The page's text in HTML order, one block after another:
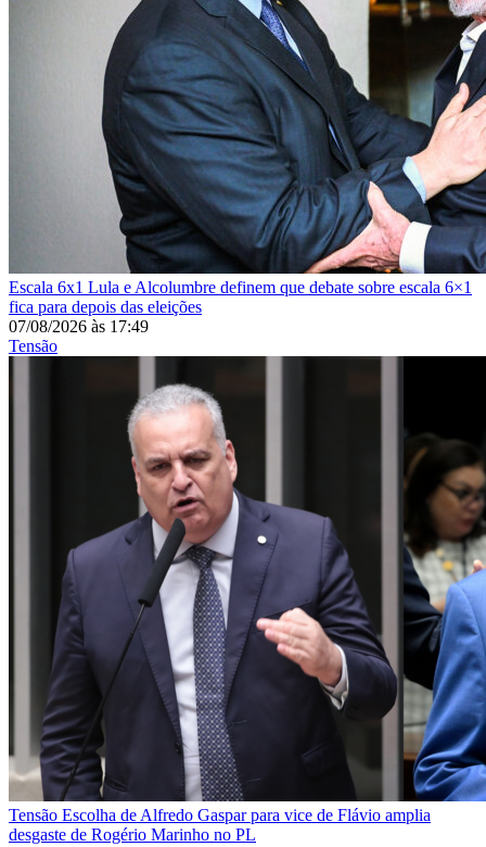
Escala 6x1 Lula e Alcolumbre definem que debate sobre escala 6×1
fica para depois das eleições
07/08/2026 às 17:49
Tensão
Tensão Escolha de Alfredo Gaspar para vice de Flávio amplia
desgaste de Rogério Marinho no PL